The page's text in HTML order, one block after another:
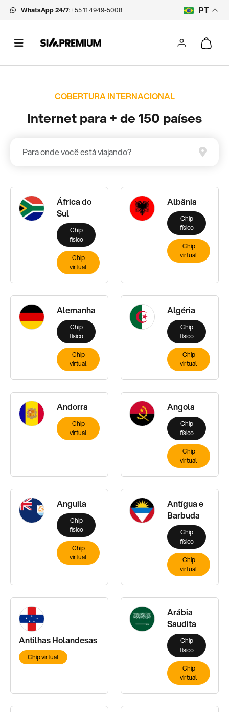
WhatsApp 24/7:+55 11 4949-5008 PT
COBERTURA INTERNACIONAL
Internet para + de 150 países
África do
Sul
Chip
físico
Chip
virtual
Albânia
Chip
físico
Chip
virtual
Alemanha
Chip
físico
Chip
virtual
Algéria
Chip
físico
Chip
virtual
Andorra
Chip
virtual
Angola
Chip
físico
Chip
virtual
Anguila
Chip
físico
Chip
virtual
Antígua e
Barbuda
Chip
físico
Chip
virtual
Antilhas Holandesas
Chip virtual
Arábia
Saudita
Chip
físico
Chip
virtual